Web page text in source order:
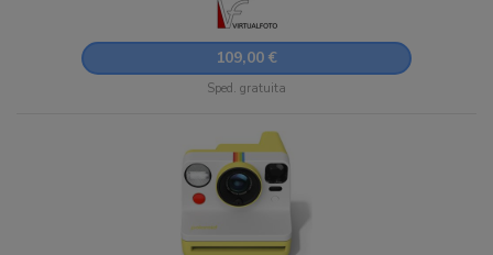
109,00 €
Sped. gratuita